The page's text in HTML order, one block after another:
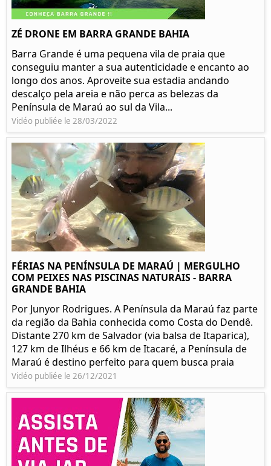
ZÉ DRONE EM BARRA GRANDE BAHIA
Barra Grande é uma pequena vila de praia que
conseguiu manter a sua autenticidade e encanto ao
longo dos anos. Aproveite sua estadia andando
descalço pela areia e não perca as belezas da
Península de Maraú ao sul da Vila...
Vidéo publiée le 28/03/2022
FÉRIAS NA PENÍNSULA DE MARAÚ | MERGULHO
COM PEIXES NAS PISCINAS NATURAIS - BARRA
GRANDE BAHIA
Por Junyor Rodrigues. A Península da Maraú faz parte
da região da Bahia conhecida como Costa do Dendê.
Distante 270 km de Salvador (via balsa de Itaparica),
127 km de Ilhéus e 66 km de Itacaré, a Península de
Maraú é destino perfeito para quem busca praia
Vidéo publiée le 26/12/2021